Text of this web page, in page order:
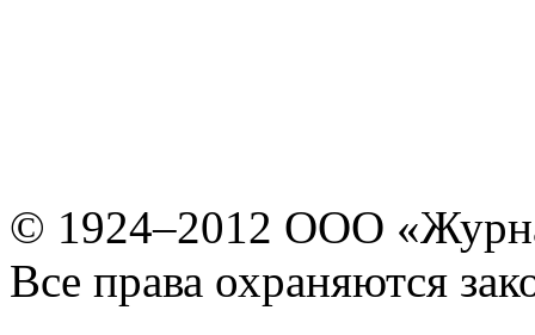
© 1924–2012 ООО
Все права охраняются